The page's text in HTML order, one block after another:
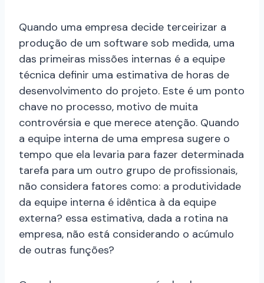
Quando uma empresa decide terceirizar a
produção de um software sob medida, uma
das primeiras missões internas é a equipe
técnica definir uma estimativa de horas de
desenvolvimento do projeto. Este é um ponto
chave no processo, motivo de muita
controvérsia e que merece atenção. Quando
a equipe interna de uma empresa sugere o
tempo que ela levaria para fazer determinada
tarefa para um outro grupo de profissionais,
não considera fatores como: a produtividade
da equipe interna é idêntica à da equipe
externa? essa estimativa, dada a rotina na
empresa, não está considerando o acúmulo
de outras funções?